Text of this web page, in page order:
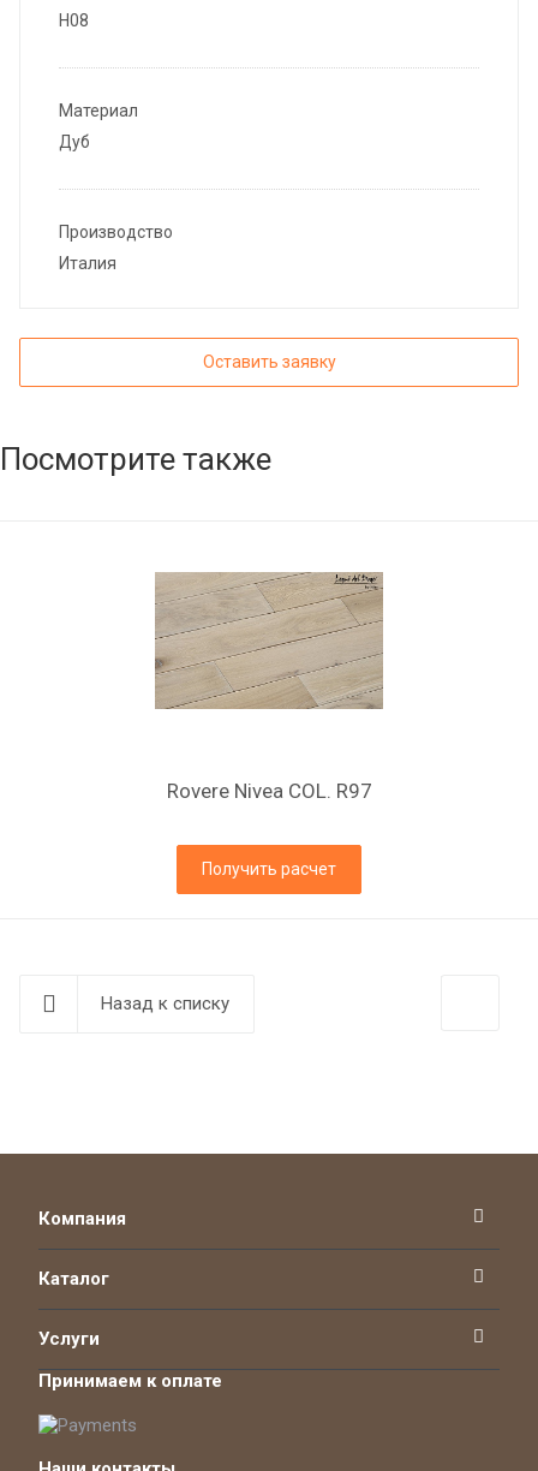
H08
Материал
Дуб
Производство
Италия
Оставить заявку
Посмотрите также
Rovere Nivea COL. R97
Получить расчет
Назад к списку
Компания
Каталог
Услуги
Принимаем к оплате